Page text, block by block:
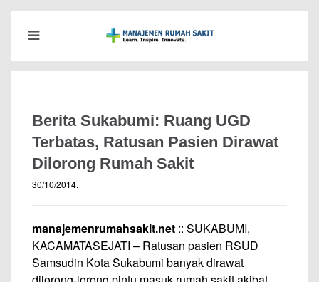
Berita Sukabumi: Ruang UGD
Terbatas, Ratusan Pasien Dirawat
Dilorong Rumah Sakit
30/10/2014.
manajemenrumahsakit.net :: SUKABUMI,
KACAMATASEJATI – Ratusan pasien RSUD
Samsudin Kota Sukabumi banyak dirawat